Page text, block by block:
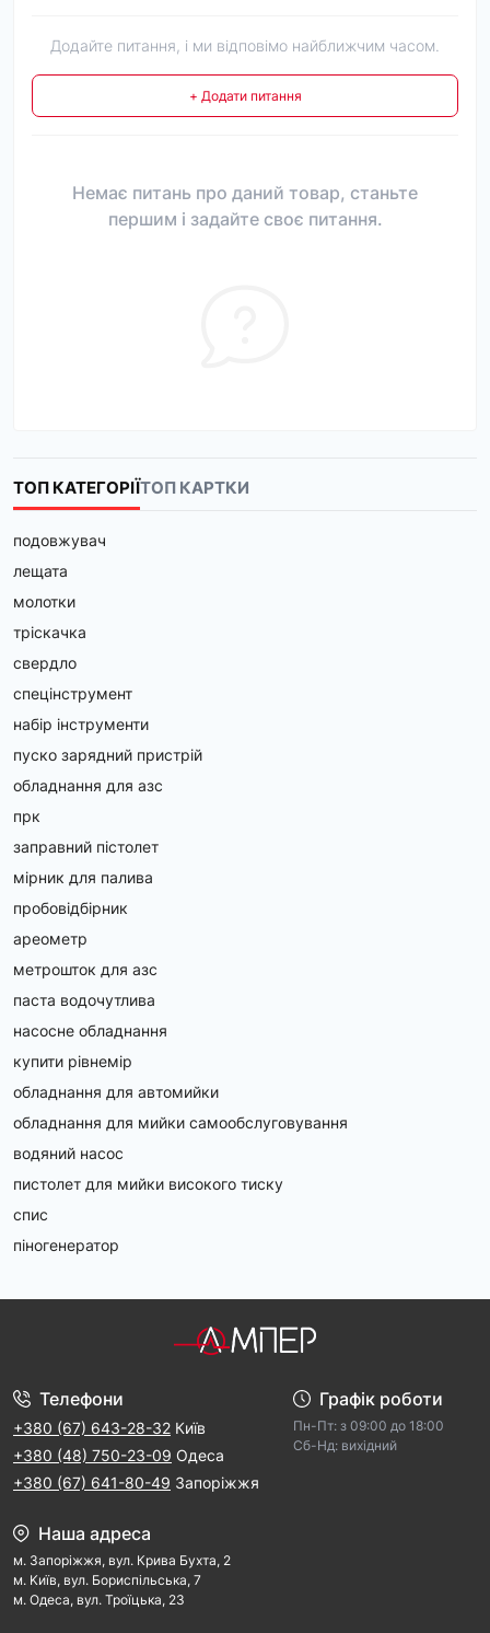
Додайте питання, і ми відповімо найближчим часом.
+ Додати питання
Немає питань про даний товар, станьте
першим і задайте своє питання.
ТОП КАТЕГОРІЇТОП КАРТКИ
подовжувач
лещата
молотки
тріскачка
свердло
спецінструмент
набір інструменти
пуско зарядний пристрій
обладнання для азс
прк
заправний пістолет
мірник для палива
пробовідбірник
ареометр
метрошток для азс
паста водочутлива
насосне обладнання
купити рівнемір
обладнання для автомийки
обладнання для мийки самообслуговування
водяний насос
пистолет для мийки високого тиску
спис
піногенератор
Телефони
+380 (67) 643-28-32 Київ
+380 (48) 750-23-09 Одеса
+380 (67) 641-80-49 Запоріжжя
Графік роботи
Пн-Пт: з 09:00 дo 18:00
Cб-Hд: виxідний
Наша адреса
м. Запорiжжя, вул. Крива Бухта, 2
м. Kиїв, вул. Бориспільська, 7
м. Одеса, вул. Троїцька, 23